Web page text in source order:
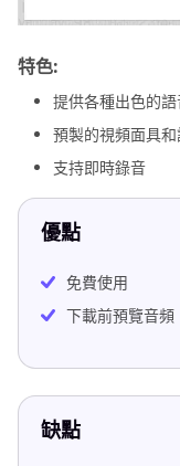
特色:
提供各種出色的
預製的視頻面具
支持即時錄音
優點
免費使用
下載前預覽音頻
缺點